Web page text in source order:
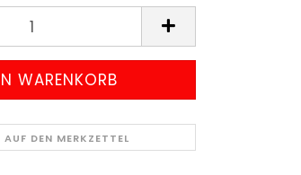
AUF DEN MERKZETTEL